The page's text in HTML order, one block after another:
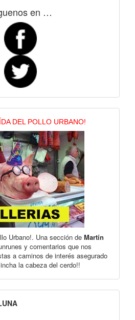
en …
DEL POLLO URBANO!
Urbano!. Una sección de Martín
y comentarios que nos
a caminos de interés asegurado
la cabeza del cerdo!!